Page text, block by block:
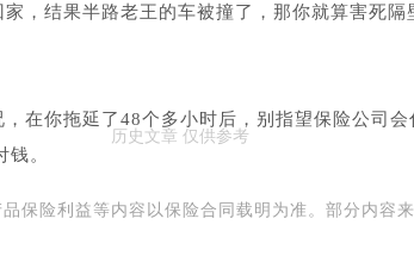
，结果半路老王的车被撞了，那你就算害死隔
在你拖延了48个多小时后，别指望保险公司会
。
保险利益等内容以保险合同载明为准。部分内容来